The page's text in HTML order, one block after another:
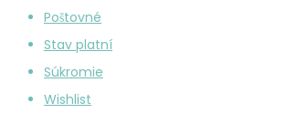
Poštovné
Stav platní
Súkromie
Wishlist